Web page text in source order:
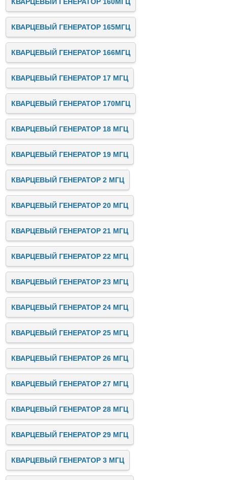
КВАРЦЕВЫЙ ГЕНЕРАТОР 165МГЦ
КВАРЦЕВЫЙ ГЕНЕРАТОР 166МГЦ
КВАРЦЕВЫЙ ГЕНЕРАТОР 17 МГЦ
КВАРЦЕВЫЙ ГЕНЕРАТОР 170МГЦ
КВАРЦЕВЫЙ ГЕНЕРАТОР 18 МГЦ
КВАРЦЕВЫЙ ГЕНЕРАТОР 19 МГЦ
КВАРЦЕВЫЙ ГЕНЕРАТОР 2 МГЦ
КВАРЦЕВЫЙ ГЕНЕРАТОР 20 МГЦ
КВАРЦЕВЫЙ ГЕНЕРАТОР 21 МГЦ
КВАРЦЕВЫЙ ГЕНЕРАТОР 22 МГЦ
КВАРЦЕВЫЙ ГЕНЕРАТОР 23 МГЦ
КВАРЦЕВЫЙ ГЕНЕРАТОР 24 МГЦ
КВАРЦЕВЫЙ ГЕНЕРАТОР 25 МГЦ
КВАРЦЕВЫЙ ГЕНЕРАТОР 26 МГЦ
КВАРЦЕВЫЙ ГЕНЕРАТОР 27 МГЦ
КВАРЦЕВЫЙ ГЕНЕРАТОР 28 МГЦ
КВАРЦЕВЫЙ ГЕНЕРАТОР 29 МГЦ
КВАРЦЕВЫЙ ГЕНЕРАТОР 3 МГЦ